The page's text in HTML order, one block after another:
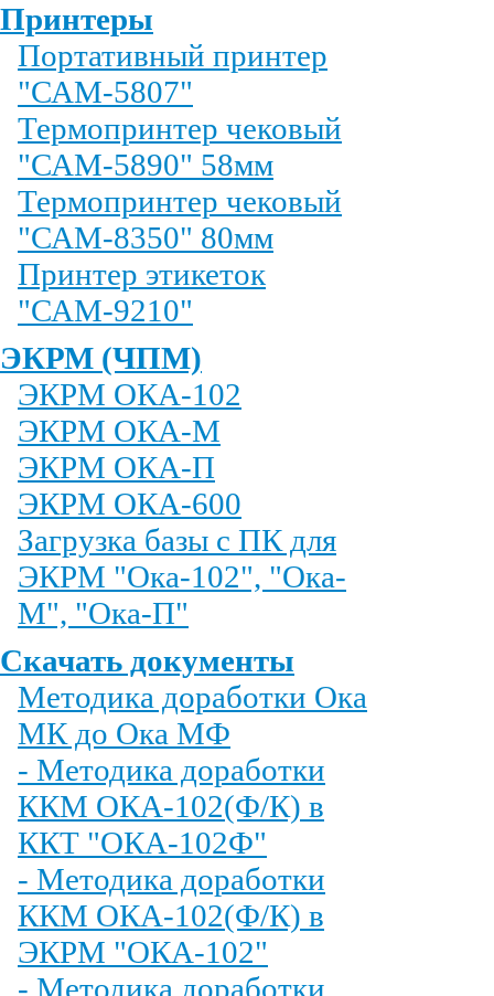
Принтеры
Портативный принтер
"САМ-5807"
Термопринтер чековый
"САМ-5890" 58мм
Термопринтер чековый
"САМ-8350" 80мм
Принтер этикеток
"САМ-9210"
ЭКРМ (ЧПМ)
ЭКРМ ОКА-102
ЭКРМ ОКА-М
ЭКРМ ОКА-П
ЭКРМ ОКА-600
Загрузка базы с ПК для
ЭКРМ "Ока-102", "Ока-
М", "Ока-П"
Скачать документы
Методика доработки Ока
МК до Ока МФ
- Методика доработки
ККМ ОКА-102(Ф/К) в
ККТ "ОКА-102Ф"
- Методика доработки
ККМ ОКА-102(Ф/К) в
ЭКРМ "ОКА-102"
- Методика доработки